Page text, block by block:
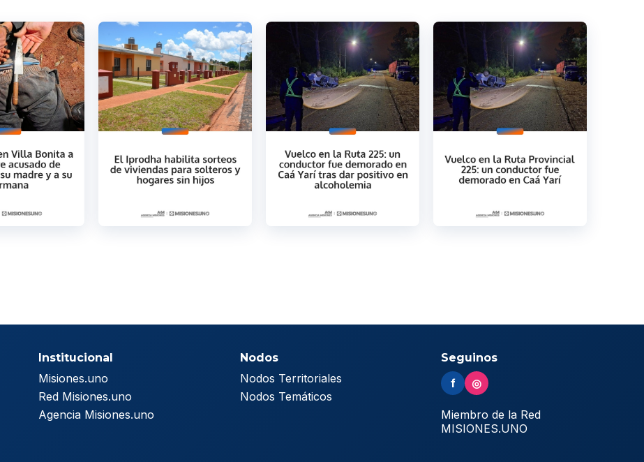
Institucional
Misiones.uno
Red Misiones.uno
Agencia Misiones.uno
Nodos
Nodos Territoriales
Nodos Temáticos
Seguinos
f ◎
Miembro de la Red
MISIONES.UNO